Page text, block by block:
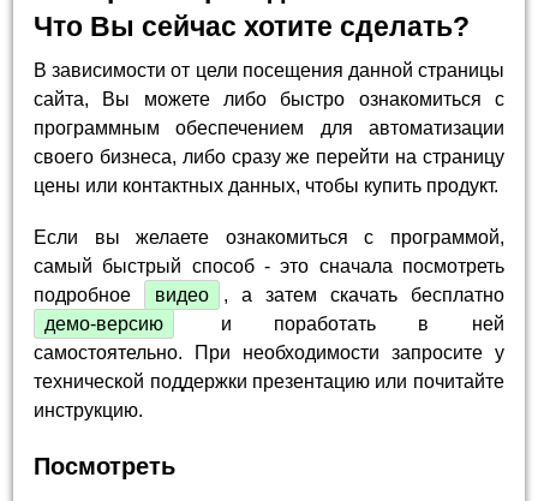
Что Вы сейчас хотите сделать?
В зависимости от цели посещения данной страницы
сайта, Вы можете либо быстро ознакомиться с
программным обеспечением для автоматизации
своего бизнеса, либо сразу же перейти на страницу
цены или контактных данных, чтобы купить продукт.
Если вы желаете ознакомиться с программой,
самый быстрый способ - это сначала посмотреть
подробное
видео
, а затем скачать бесплатно
демо-версию
и поработать в ней
самостоятельно. При необходимости запросите у
технической поддержки презентацию или почитайте
инструкцию.
Посмотреть